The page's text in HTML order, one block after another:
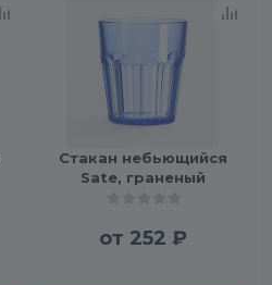
Стакан небьющийся
Sate, граненый
от 252 ₽